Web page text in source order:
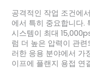
공격적인 작업 조건에
에서 특히 중요합니다.
시스템이 최대
럼 더 높은 압력이 관
러한 응용 분야에서 가
이프에 플랜지 용접 연